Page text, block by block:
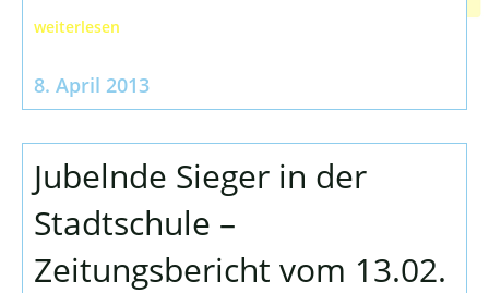
weiterlesen
8. April 2013
Jubelnde Sieger in der
Stadtschule –
Zeitungsbericht vom 13.02.